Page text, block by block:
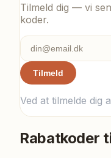
Tilmeld dig — vi
koder.
Tilmeld
Ved at tilmelde dig
Rabatkoder